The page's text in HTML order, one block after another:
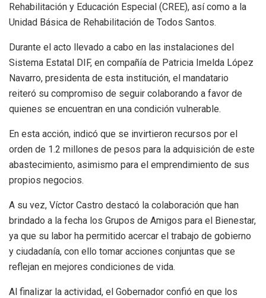
Rehabilitación y Educación Especial (CREE), así como a la
Unidad Básica de Rehabilitación de Todos Santos.
Durante el acto llevado a cabo en las instalaciones del
Sistema Estatal DIF, en compañía de Patricia Imelda López
Navarro, presidenta de esta institución, el mandatario
reiteró su compromiso de seguir colaborando a favor de
quienes se encuentran en una condición vulnerable.
En esta acción, indicó que se invirtieron recursos por el
orden de 1.2 millones de pesos para la adquisición de este
abastecimiento, asimismo para el emprendimiento de sus
propios negocios.
A su vez, Víctor Castro destacó la colaboración que han
brindado a la fecha los Grupos de Amigos para el Bienestar,
ya que su labor ha permitido acercar el trabajo de gobierno
y ciudadanía, con ello tomar acciones conjuntas que se
reflejan en mejores condiciones de vida.
Al finalizar la actividad, el Gobernador confió en que los